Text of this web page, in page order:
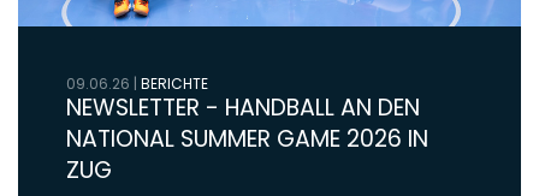
09.06.26 | BERICHTE
NEWSLETTER - HANDBALL AN DEN
NATIONAL SUMMER GAME 2026 IN
ZUG